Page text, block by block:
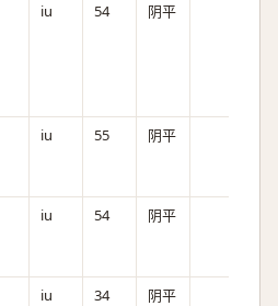
iu 54 阴平
iu 55 阴平
iu 54 阴平
iu 34 阴平